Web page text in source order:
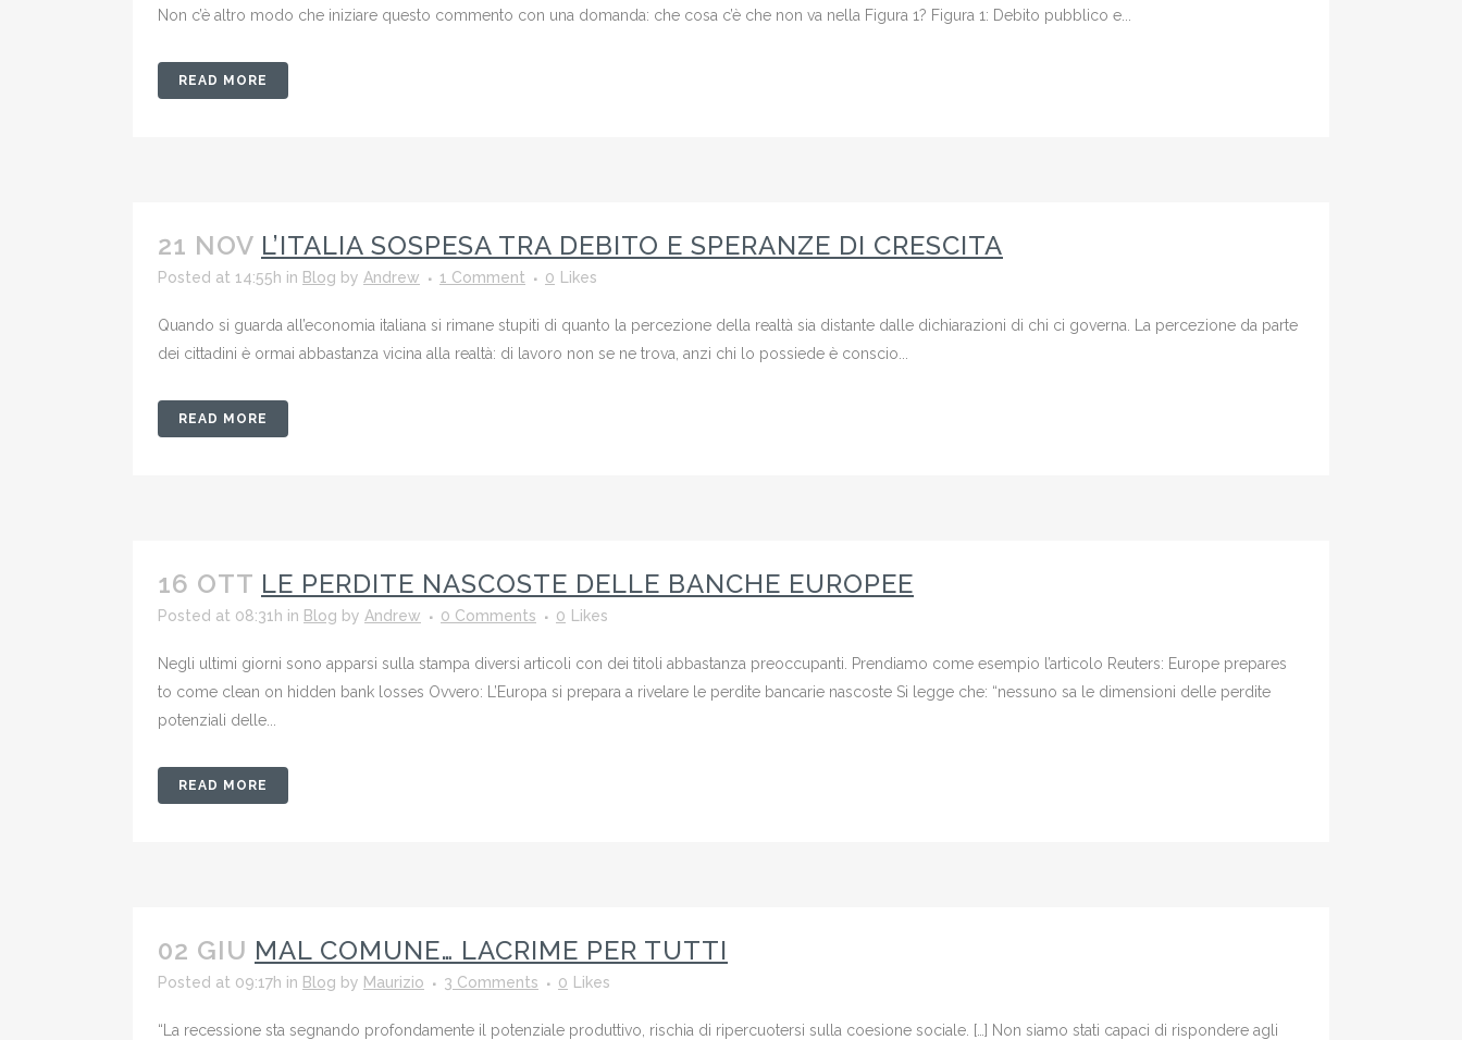
Non c’è altro modo che iniziare questo commento con una domanda: che cosa c’è che non va nella Figura 1? Figura 1: Debito pubblico e...
READ MORE
21 NOV L’ITALIA SOSPESA TRA DEBITO E SPERANZE DI CRESCITA
Posted at 14:55h in Blog by Andrew 1 Comment 0 Likes
Quando si guarda all’economia italiana si rimane stupiti di quanto la percezione della realtà sia distante dalle dichiarazioni di chi ci governa. La percezione da parte
dei cittadini è ormai abbastanza vicina alla realtà: di lavoro non se ne trova, anzi chi lo possiede è conscio...
READ MORE
16 OTT LE PERDITE NASCOSTE DELLE BANCHE EUROPEE
Posted at 08:31h in Blog by Andrew 0 Comments 0 Likes
Negli ultimi giorni sono apparsi sulla stampa diversi articoli con dei titoli abbastanza preoccupanti. Prendiamo come esempio l’articolo Reuters: Europe prepares
to come clean on hidden bank losses Ovvero: L’Europa si prepara a rivelare le perdite bancarie nascoste Si legge che: “nessuno sa le dimensioni delle perdite
potenziali delle...
READ MORE
02 GIU MAL COMUNE… LACRIME PER TUTTI
Posted at 09:17h in Blog by Maurizio 3 Comments 0 Likes
“La recessione sta segnando profondamente il potenziale produttivo, rischia di ripercuotersi sulla coesione sociale. […] Non siamo stati capaci di rispondere agli